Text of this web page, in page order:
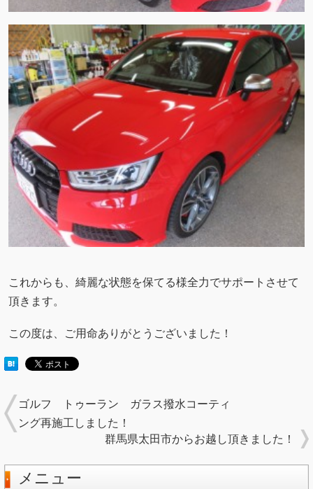
これからも、綺麗な状態を保てる様全力でサポートさせて
頂きます。
この度は、ご用命ありがとうございました！
ゴルフ トゥーラン ガラス撥水コーティ
ング再施工しました！
群馬県太田市からお越し頂きました！
メニュー